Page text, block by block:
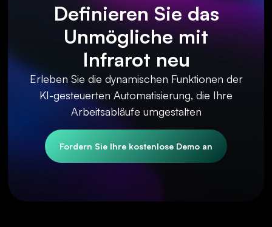
Definieren Sie das
Unmögliche mit
Infrarot neu
Erleben Sie die dynamischen Funktionen der
KI-gesteuerten Automatisierung, die Ihre
Arbeitsabläufe umgestalten
Fordern Sie Ihre kostenlose Demo an